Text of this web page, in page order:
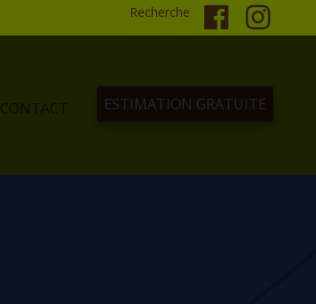
Recherche
CONTACT ESTIMATION GRATUITE